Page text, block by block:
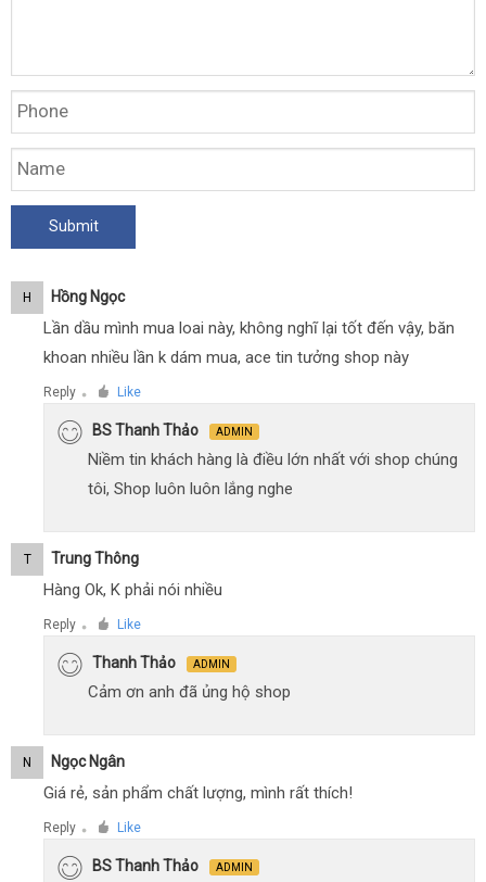
H Hồng Ngọc
Lần dầu mình mua loai này, không nghĩ lại tốt đến vậy, băn
khoan nhiều lần k dám mua, ace tin tưởng shop này
Reply ● Like
BS Thanh Thảo ADMIN
Niềm tin khách hàng là điều lớn nhất với shop chúng
tôi, Shop luôn luôn lắng nghe
T Trung Thông
Hàng Ok, K phải nói nhiều
Reply ● Like
Thanh Thảo ADMIN
Cảm ơn anh đã ủng hộ shop
N Ngọc Ngân
Giá rẻ, sản phẩm chất lượng, mình rất thích!
Reply ● Like
BS Thanh Thảo ADMIN